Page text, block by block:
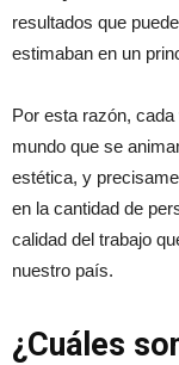
resultados que
estimaban en un
Por esta razón,
mundo que se
estética, y
en la cantidad de
calidad del trabajo
nuestro país.
¿Cuáles